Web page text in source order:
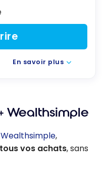
En savoir plus
Wealthsimple
Wealthsimple,
vos achats, sans